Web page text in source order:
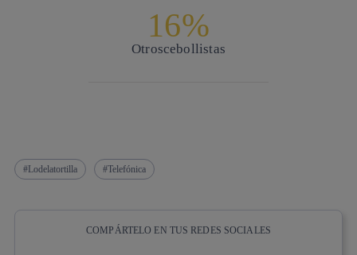
16%
Otroscebollistas
Lodelatortilla Telefónica
COMPÁRTELO EN TUS REDES SOCIALES